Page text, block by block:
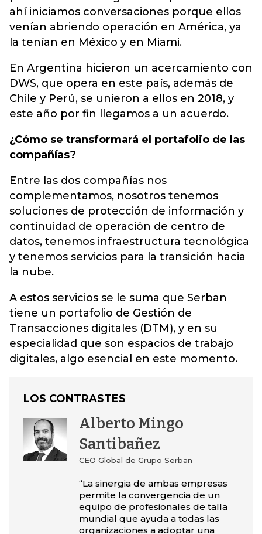
ahí iniciamos conversaciones porque ellos
venían abriendo operación en América, ya
la tenían en México y en Miami.
En Argentina hicieron un acercamiento con
DWS, que opera en este país, además de
Chile y Perú, se unieron a ellos en 2018, y
este año por fin llegamos a un acuerdo.
¿Cómo se transformará el portafolio de las
compañías?
Entre las dos compañías nos
complementamos, nosotros tenemos
soluciones de protección de información y
continuidad de operación de centro de
datos, tenemos infraestructura tecnológica
y tenemos servicios para la transición hacia
la nube.
A estos servicios se le suma que Serban
tiene un portafolio de Gestión de
Transacciones digitales (DTM), y en su
especialidad que son espacios de trabajo
digitales, algo esencial en este momento.
LOS CONTRASTES
Alberto Mingo
Santibañez
CEO Global de Grupo Serban
“La sinergia de ambas empresas
permite la convergencia de un
equipo de profesionales de talla
mundial que ayuda a todas las
organizaciones a adoptar una